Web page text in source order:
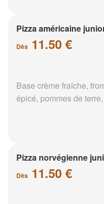
Pizza américaine
Dès 11.50 €
Base crème fraîche,
épicé, pommes de
Pizza norvégienne
Dès 11.50 €